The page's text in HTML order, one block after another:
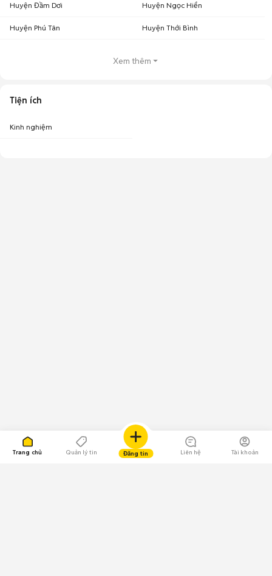
Trang chủ Quản lý tin Đăng tin Liên hệ Tài khoản
Huyện Đầm Dơi Huyện Ngọc Hiển
Huyện Phú Tân Huyện Thới Bình
Xem thêm
Tiện ích
Kinh nghiệm